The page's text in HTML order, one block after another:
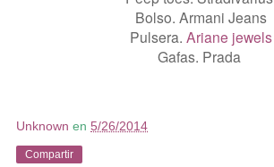
Bolso. Armani Jeans
Pulsera. Ariane jewels
Gafas. Prada
Unknown en 5/26/2014
Compartir